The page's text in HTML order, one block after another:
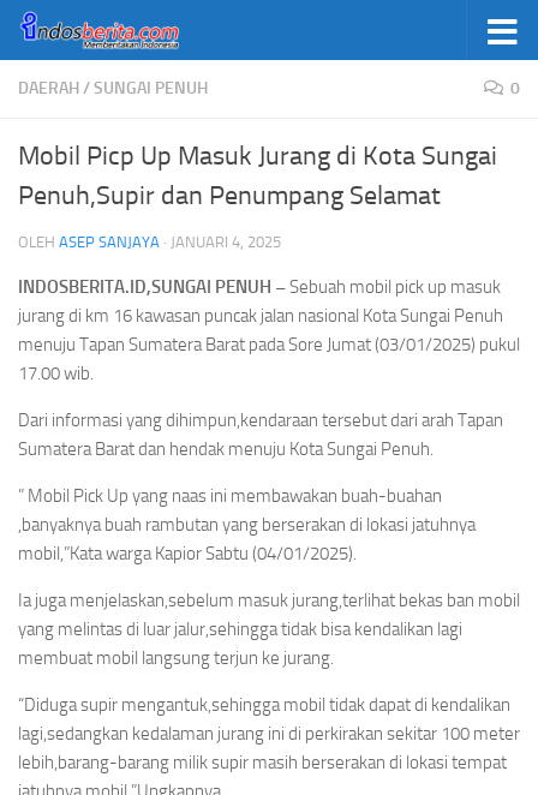
Skip to content
DAERAH/SUNGAI PENUH 0
Mobil Picp Up Masuk Jurang di Kota Sungai
Penuh,Supir dan Penumpang Selamat
OLEH ASEP SANJAYA · JANUARI 4, 2025
INDOSBERITA.ID,SUNGAI PENUH –Sebuah mobil pick up masuk
jurang di km 16 kawasan puncak jalan nasional Kota Sungai Penuh
menuju Tapan Sumatera Barat pada Sore Jumat (03/01/2025) pukul
17.00 wib.
Dari informasi yang dihimpun,kendaraan tersebut dari arah Tapan
Sumatera Barat dan hendak menuju Kota Sungai Penuh.
” Mobil Pick Up yang naas ini membawakan buah-buahan
,banyaknya buah rambutan yang berserakan di lokasi jatuhnya
mobil,”Kata warga Kapior Sabtu (04/01/2025).
Ia juga menjelaskan,sebelum masuk jurang,terlihat bekas ban mobil
yang melintas di luar jalur,sehingga tidak bisa kendalikan lagi
membuat mobil langsung terjun ke jurang.
“Diduga supir mengantuk,sehingga mobil tidak dapat di kendalikan
lagi,sedangkan kedalaman jurang ini di perkirakan sekitar 100 meter
lebih,barang-barang milik supir masih berserakan di lokasi tempat